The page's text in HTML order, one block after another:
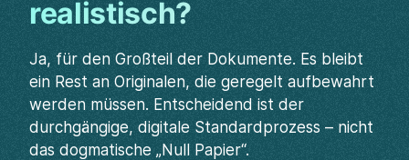
realistisch?
Ja, für den Großteil der Dokumente. Es bleibt
ein Rest an Originalen, die geregelt aufbewahrt
werden müssen. Entscheidend ist der
durchgängige, digitale Standardprozess – nicht
das dogmatische „Null Papier“.